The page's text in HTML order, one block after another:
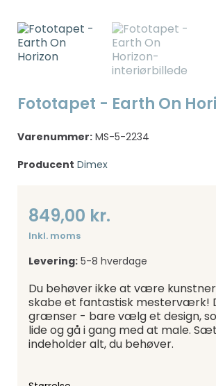
Fototapet - Earth On
Varenummer: MS-5-2234
Producent Dimex
849,00 kr.
Inkl. moms
Levering: 5-8 hverdage
Du behøver ikke at være
skabe et fantastisk mesterværk!
grænser - bare vælg et design,
lide og gå i gang med at male.
indeholder alt, du behøver.